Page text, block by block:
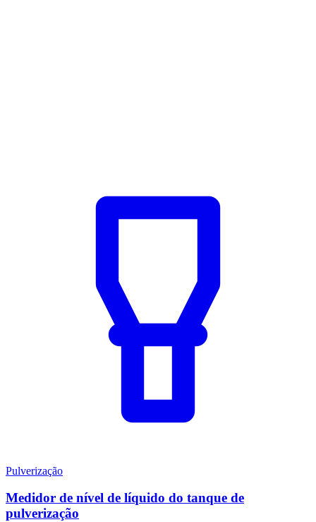
Pulverização
Medidor de nível de líquido do tanque de
pulverização